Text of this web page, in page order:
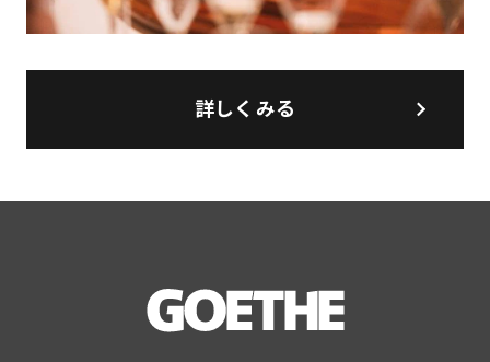
詳しくみる